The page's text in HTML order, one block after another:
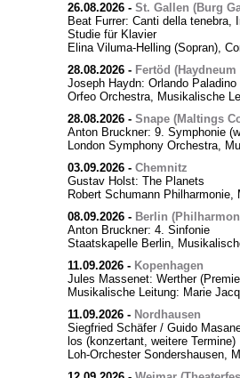
26.08.2026- St. Gallen (Burg
Beat Furrer: Canti della
Studie für Klavier
Elina Viluma-Helling (Sopran),
28.08.2026- Fertöd
Joseph Haydn: Orlando Paladino
Orfeo Orchestra, Musikalische
28.08.2026- Snape (Maltings
Anton Bruckner: 9. Symphonie
London Symphony Orchestra,
03.09.2026- Chemnitz
Gustav Holst: The Planets
Robert Schumann
08.09.2026- Berlin
Anton Bruckner: 4. Sinfonie
Staatskapelle Berlin,
11.09.2026- Kopenhagen
Jules Massenet: Werther
Musikalische Leitung: Marie
11.09.2026- Nordhausen
Siegfried Schäfer / Guido
los (konzertant, weitere Termine)
Loh-Orchester Sondershausen,